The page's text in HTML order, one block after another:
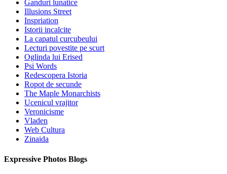
Ganduri lunatice
Illusions Street
Inspriation
Istorii incalcite
La capatul curcubeului
Lecturi povestite pe scurt
Oglinda lui Erised
Psi Words
Redescopera Istoria
Ropot de secunde
The Maple Monarchists
Ucenicul vrajitor
Veronicisme
Vladen
Web Cultura
Zinaida
Expressive Photos Blogs